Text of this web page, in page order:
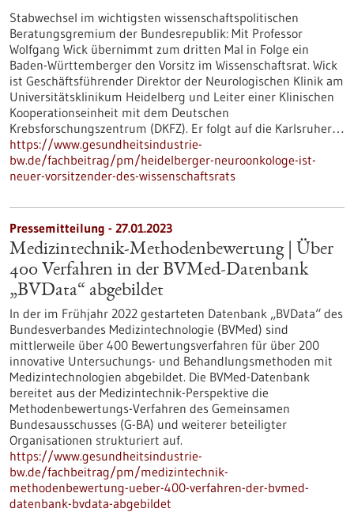
Stabwechsel im wichtigsten wissenschaftspolitischen
Beratungsgremium der Bundesrepublik: Mit Professor
Wolfgang Wick übernimmt zum dritten Mal in Folge ein
Baden-Württemberger den Vorsitz im Wissenschaftsrat. Wick
ist Geschäftsführender Direktor der Neurologischen Klinik am
Universitätsklinikum Heidelberg und Leiter einer Klinischen
Kooperationseinheit mit dem Deutschen
Krebsforschungszentrum (DKFZ). Er folgt auf die Karlsruher…
https://www.gesundheitsindustrie-
bw.de/fachbeitrag/pm/heidelberger-neuroonkologe-ist-
neuer-vorsitzender-des-wissenschaftsrats
Pressemitteilung - 27.01.2023
Medizintechnik-Methodenbewertung | Über
400 Verfahren in der BVMed-Datenbank
„BVData“ abgebildet
In der im Frühjahr 2022 gestarteten Datenbank „BVData“ des
Bundesverbandes Medizintechnologie (BVMed) sind
mittlerweile über 400 Bewertungsverfahren für über 200
innovative Untersuchungs- und Behandlungsmethoden mit
Medizintechnologien abgebildet. Die BVMed-Datenbank
bereitet aus der Medizintechnik-Perspektive die
Methodenbewertungs-Verfahren des Gemeinsamen
Bundesausschusses (G-BA) und weiterer beteiligter
Organisationen strukturiert auf.
https://www.gesundheitsindustrie-
bw.de/fachbeitrag/pm/medizintechnik-
methodenbewertung-ueber-400-verfahren-der-bvmed-
datenbank-bvdata-abgebildet